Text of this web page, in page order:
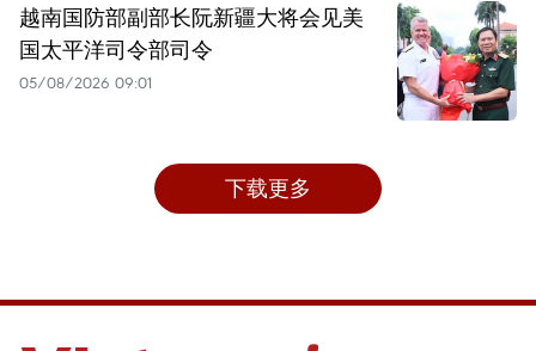
越南国防部副部长阮新疆大将会见美
国太平洋司令部司令
05/08/2026 09:01
下载更多